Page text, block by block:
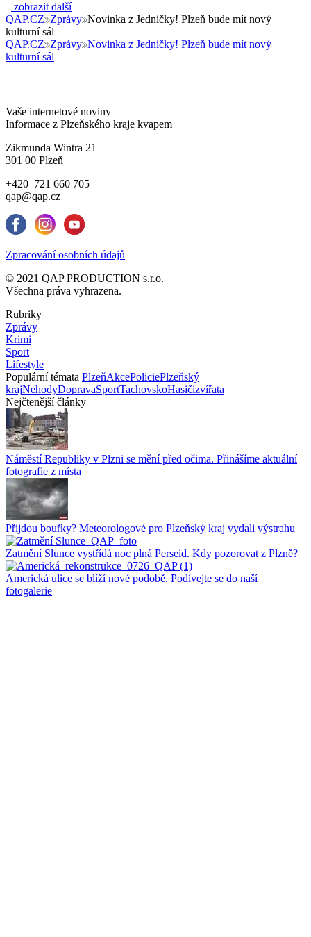
zobrazit další
QAP.CZ Zprávy Novinka z Jedničky! Plzeň bude mít nový
kulturní sál
QAP.CZ Zprávy Novinka z Jedničky! Plzeň bude mít nový
kulturní sál
Vaše internetové noviny
Informace z Plzeňského kraje kvapem
Zikmunda Wintra 21
301 00 Plzeň
+420 721 660 705
qap@qap.cz
Zpracování osobních údajů
© 2021 QAP PRODUCTION s.r.o.
Všechna práva vyhrazena.
Rubriky
Zprávy
Krimi
Sport
Lifestyle
Populární témata PlzeňAkcePoliciePlzeňský
krajNehodyDopravaSportTachovskoHasičizvířata
Nejčtenější články
Náměstí Republiky v Plzni se mění před očima. Přinášíme aktuální
fotografie z místa
Přijdou bouřky? Meteorologové pro Plzeňský kraj vydali výstrahu
Zatmění Slunce vystřídá noc plná Perseid. Kdy pozorovat z Plzně?
Americká ulice se blíží nové podobě. Podívejte se do naší
fotogalerie